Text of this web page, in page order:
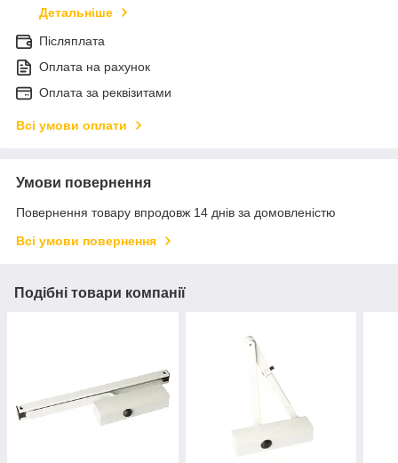
Детальніше
Післяплата
Оплата на рахунок
Оплата за реквізитами
Всі умови оплати
Умови повернення
Повернення товару впродовж 14 днів за домовленістю
Всі умови повернення
Подібні товари компанії